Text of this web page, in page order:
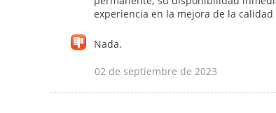
experiencia en la mejora de la
Nada.
02 de septiembre de 2023